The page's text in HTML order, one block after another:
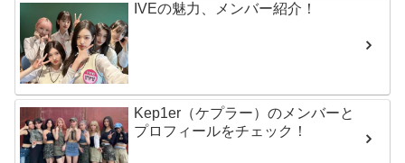
IVEの魅力、メンバー紹介！
Kep1er（ケプラー）のメンバーと
プロフィールをチェック！